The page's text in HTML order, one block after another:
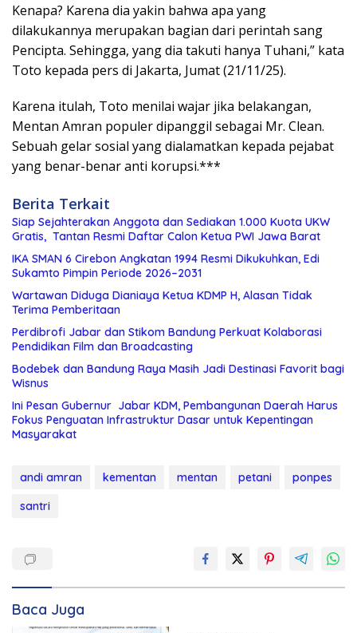
Kenapa? Karena dia yakin bahwa apa yang
dilakukannya merupakan bagian dari perintah sang
Pencipta. Sehingga, yang dia takuti hanya Tuhani,” kata
Toto kepada pers di Jakarta, Jumat (21/11/25).
Karena itulah, Toto menilai wajar jika belakangan,
Mentan Amran populer dipanggil sebagai Mr. Clean.
Sebuah gelar sosial yang dialamatkan kepada pejabat
yang benar-benar anti korupsi.***
Berita Terkait
Siap Sejahterakan Anggota dan Sediakan 1.000 Kuota UKW
Gratis, Tantan Resmi Daftar Calon Ketua PWI Jawa Barat
IKA SMAN 6 Cirebon Angkatan 1994 Resmi Dikukuhkan, Edi
Sukamto Pimpin Periode 2026–2031
Wartawan Diduga Dianiaya Ketua KDMP H, Alasan Tidak
Terima Pemberitaan
Perdibrofi Jabar dan Stikom Bandung Perkuat Kolaborasi
Pendidikan Film dan Broadcasting
Bodebek dan Bandung Raya Masih Jadi Destinasi Favorit bagi
Wisnus
Ini Pesan Gubernur Jabar KDM, Pembangunan Daerah Harus
Fokus Penguatan Infrastruktur Dasar untuk Kepentingan
Masyarakat
andi amran kementan mentan petani
ponpes
santri
Baca Juga